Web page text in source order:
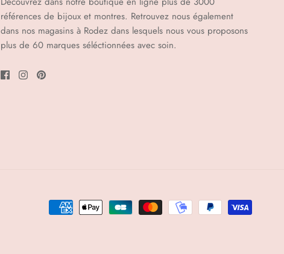
références de bijoux et montres. Retrouvez nous également
dans nos magasins à Rodez dans lesquels nous vous proposons
plus de 60 marques séléctionnées avec soin.